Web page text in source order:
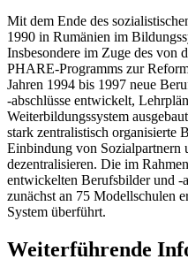
Mit dem Ende des
1990 in Rumänien im
Insbesondere im Zuge des von
PHARE-Programms zur
Jahren 1994 bis 1997 neue
-abschlüsse entwickelt,
Weiterbildungssystem
stark zentralistisch organisierte
Einbindung von Sozialpartnern
dezentralisieren. Die im
entwickelten Berufsbilder und -
zunächst an 75 Modellschulen
System überführt.
Weiterführende